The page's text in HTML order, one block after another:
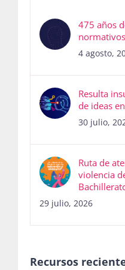
475 años
4 agosto,
Resulta
de ideas
30 julio,
Ruta de
violencia
29 julio, 2026
Recursos